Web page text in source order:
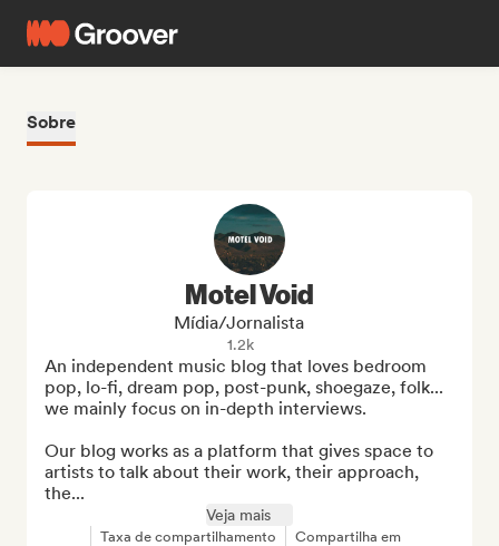
Sobre
Motel Void
Mídia/Jornalista
1.2k
An independent music blog that loves bedroom
pop, lo-fi, dream pop, post-punk, shoegaze, folk...
we mainly focus on in-depth interviews.
Our blog works as a platform that gives space to
artists to talk about their work, their approach,
the...
Veja mais
Taxa de compartilhamento Compartilha em